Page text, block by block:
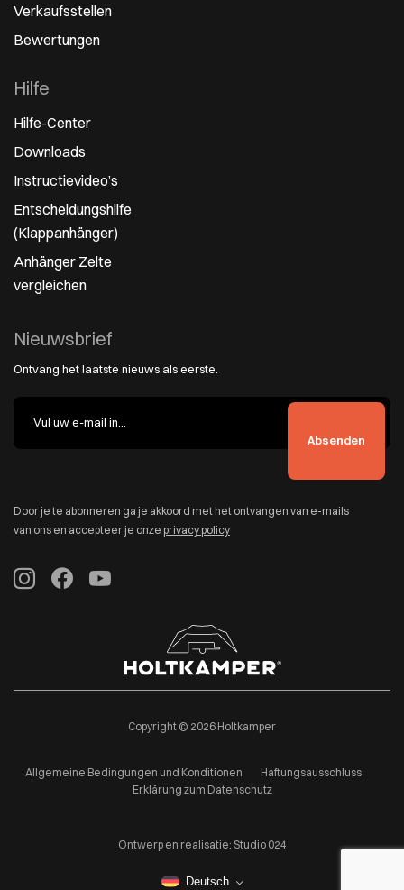
Verkaufsstellen
Bewertungen
Hilfe
Hilfe-Center
Downloads
Instructievideo’s
Entscheidungshilfe
(Klappanhänger)
Anhänger Zelte
vergleichen
Nieuwsbrief
Ontvang het laatste nieuws als eerste.
Door je te abonneren ga je akkoord met het ontvangen van e-mails
van ons en accepteer je onze privacy policy
Copyright © 2026 Holtkamper
Allgemeine Bedingungen und Konditionen
Haftungsausschluss
Erklärung zum Datenschutz
Ontwerp en realisatie: Studio 024
Deutsch